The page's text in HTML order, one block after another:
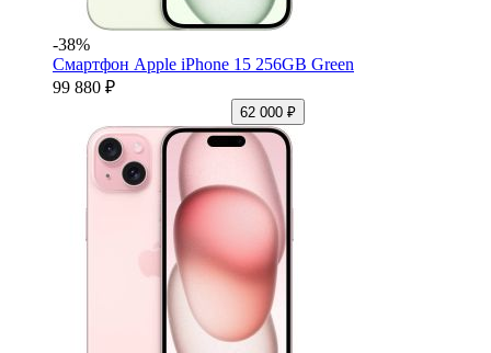
-38%
Смартфон Apple iPhone 15 256GB Green
99 880 ₽
62 000 ₽